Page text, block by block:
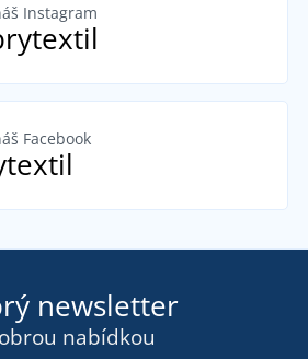
Instagram
Facebook
newsletter
nabídkou